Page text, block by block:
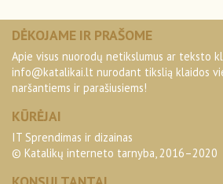
DĖKOJAME IR PRAŠOME
Apie visus nuorodų netikslumus ar teksto
info@katalikai.lt nurodant tikslią klaidos
naršantiems ir parašiusiems!
KŪRĖJAI
IT Sprendimas ir dizainas
© Katalikų interneto tarnyba, 2016–2020